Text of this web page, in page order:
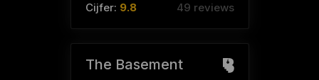
Cijfer: 9.8 49 reviews
The Basement